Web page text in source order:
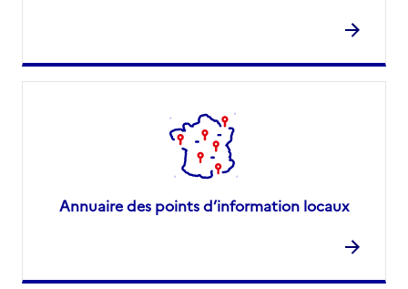
Annuaire des points d’information locaux